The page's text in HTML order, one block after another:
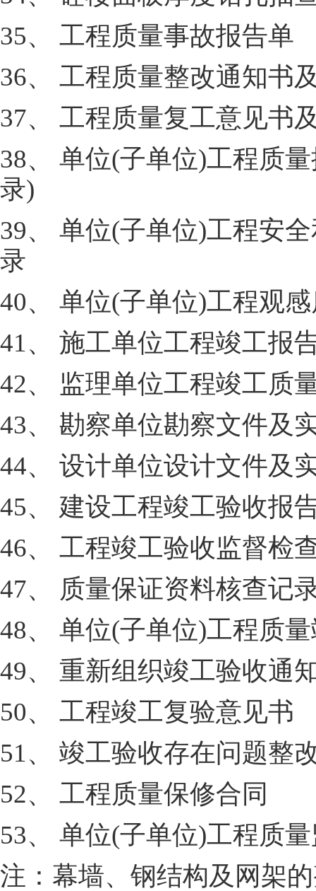
35、 工程质量事故报告单
36、 工程质量整改通知书
37、 工程质量复工意见书
38、 单位(子单位)工程质
录)
39、 单位(子单位)工程安
录
40、 单位(子单位)工程观
41、 施工单位工程竣工报
42、 监理单位工程竣工质
43、 勘察单位勘察文件及
44、 设计单位设计文件及
45、 建设工程竣工验收报
46、 工程竣工验收监督检
47、 质量保证资料核查记
48、 单位(子单位)工程质
49、 重新组织竣工验收通
50、 工程竣工复验意见书
51、 竣工验收存在问题整
52、 工程质量保修合同
53、 单位(子单位)工程质
注：幕墙、钢结构及网架